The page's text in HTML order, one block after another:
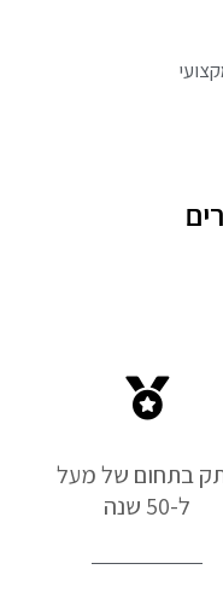
בתחום של מעל
ל-50 שנה